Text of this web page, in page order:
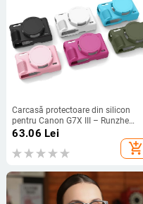
Carcasă protectoare din silicon
pentru Canon G7X III – Runzhe
husă moale, anti zgârietură și anti-
cădere, include husă siliconică și
capac de cameră
63.06 Lei
add_shopping_cart